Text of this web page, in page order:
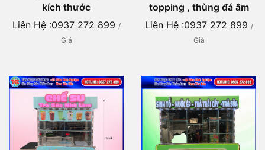
kích thước
Liên Hệ :0937 272 899 /
Giá
topping , thùng đá âm
Liên Hệ :0937 272 899 /
Giá